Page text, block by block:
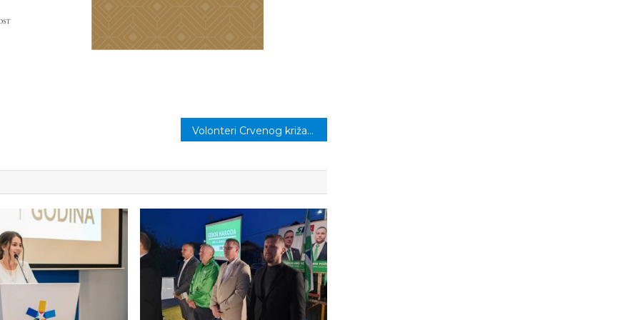
Volonteri Crvenog križa vršili besplatno mjerenje šećera u krvi i krvnog pritiska za penzionere